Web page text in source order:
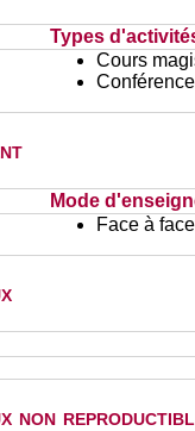
Types
Cours
Mode
Face à face
non